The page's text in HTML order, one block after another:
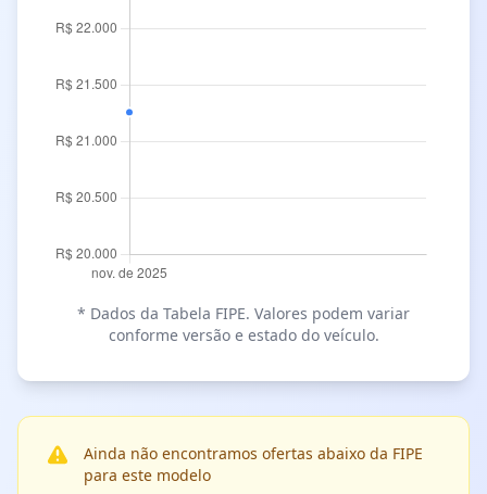
* Dados da Tabela FIPE. Valores podem variar
conforme versão e estado do veículo.
Ainda não encontramos ofertas abaixo da FIPE
para este modelo